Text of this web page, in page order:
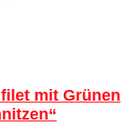
mit Grünen